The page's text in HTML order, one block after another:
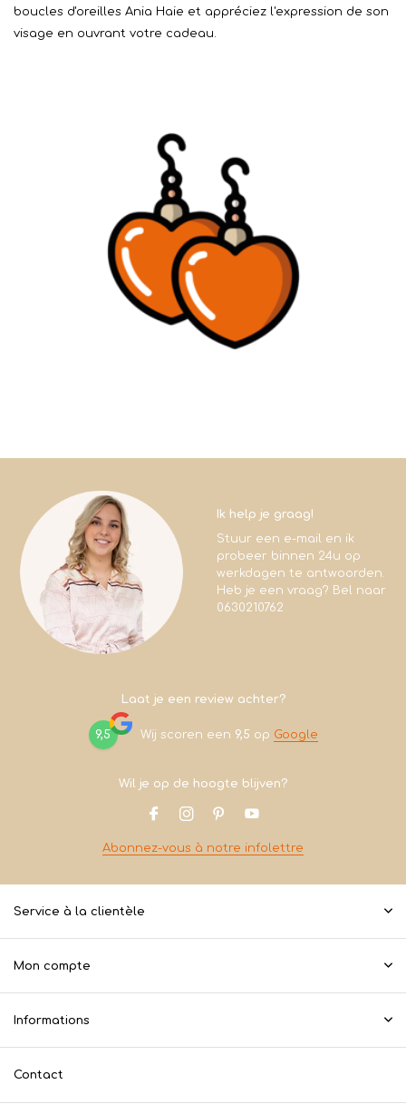
boucles d'oreilles Ania Haie et appréciez l'expression de son
visage en ouvrant votre cadeau.
Ik help je graag!
Stuur een e-mail en ik
probeer binnen 24u op
werkdagen te antwoorden.
Heb je een vraag? Bel naar
0630210762
Laat je een review achter?
9,5 Wij scoren een 9,5 op Google
Wil je op de hoogte blijven?
Abonnez-vous à notre infolettre
Service à la clientèle
Mon compte
Informations
Contact